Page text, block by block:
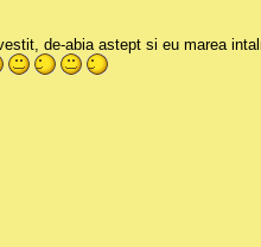
de-abia astept si eu marea